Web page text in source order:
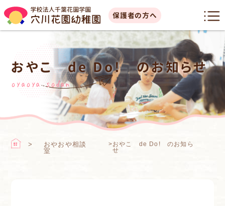
保護者の方へ
おやこ de Do! のお知らせ
oyaoya sodan
おやおや相談
室
>おやこ de Do! のお知ら
せ